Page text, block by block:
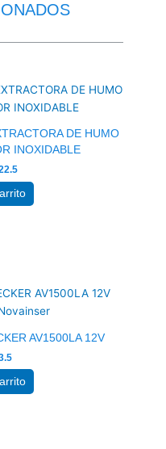
DE HUMO
INOXIDABLE
actual
es:
$422.5.
AV1500LA 12V
actual
es:
$53.5.